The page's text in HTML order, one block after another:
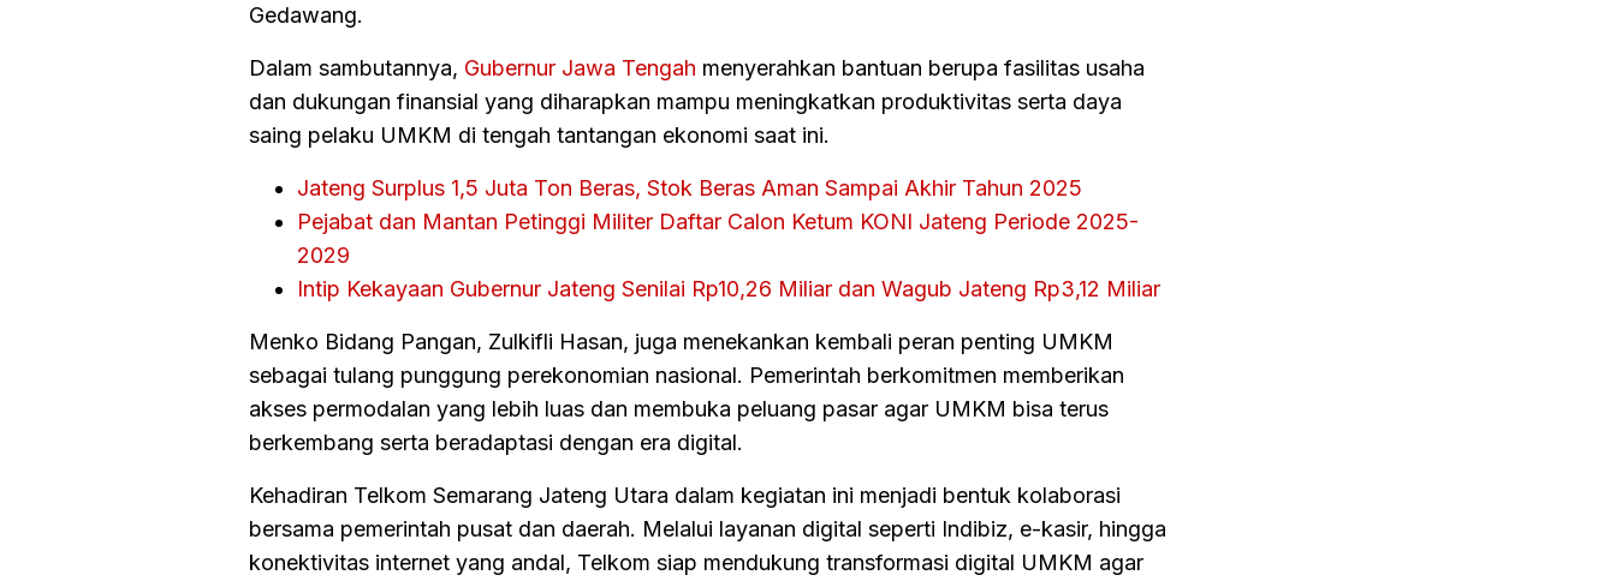
Gedawang.
Dalam sambutannya, Gubernur Jawa Tengah menyerahkan bantuan berupa fasilitas usaha
dan dukungan finansial yang diharapkan mampu meningkatkan produktivitas serta daya
saing pelaku UMKM di tengah tantangan ekonomi saat ini.
Jateng Surplus 1,5 Juta Ton Beras, Stok Beras Aman Sampai Akhir Tahun 2025
Pejabat dan Mantan Petinggi Militer Daftar Calon Ketum KONI Jateng Periode 2025-
2029
Intip Kekayaan Gubernur Jateng Senilai Rp10,26 Miliar dan Wagub Jateng Rp3,12 Miliar
Menko Bidang Pangan, Zulkifli Hasan, juga menekankan kembali peran penting UMKM
sebagai tulang punggung perekonomian nasional. Pemerintah berkomitmen memberikan
akses permodalan yang lebih luas dan membuka peluang pasar agar UMKM bisa terus
berkembang serta beradaptasi dengan era digital.
Kehadiran Telkom Semarang Jateng Utara dalam kegiatan ini menjadi bentuk kolaborasi
bersama pemerintah pusat dan daerah. Melalui layanan digital seperti Indibiz, e-kasir, hingga
konektivitas internet yang andal, Telkom siap mendukung transformasi digital UMKM agar